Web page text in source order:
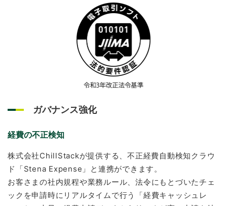
ガバナンス強化
経費の不正検知
株式会社ChillStackが提供する、不正経費自動検知クラウ
ド「Stena Expense」と連携ができます。
お客さまの社内規程や業務ルール、法令にもとづいたチェ
ックを申請時にリアルタイムで行う「経費キャッシュレ